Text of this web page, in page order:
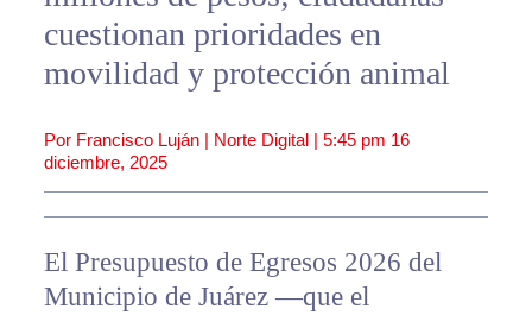
cuestionan prioridades en
movilidad y protección animal
Por Francisco Luján | Norte Digital | 5:45 pm 16
diciembre, 2025
El Presupuesto de Egresos 2026 del
Municipio de Juárez —que el